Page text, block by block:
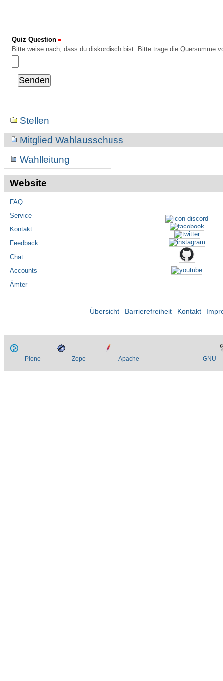
Quiz Question
Bitte weise nach, dass du diskordisch bist. Bitte trage die Quersumme
Navigation
Stellen
Mitglied Wahlausschuss
Wahlleitung
Website
FAQ
Service
Kontakt
Feedback
Chat
Accounts
Ämter
Übersicht Barrierefreiheit Kontakt
Plone Zope Apache GNU